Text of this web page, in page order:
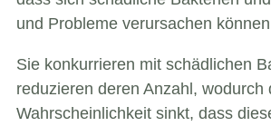
und Probleme verursachen
Sie konkurrieren mit schädlichen
reduzieren deren Anzahl, wodurch
Wahrscheinlichkeit sinkt, dass